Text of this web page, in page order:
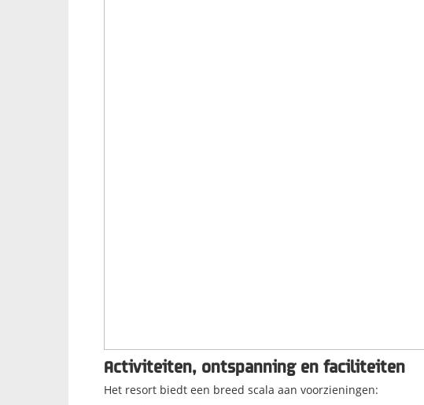
Activiteiten, ontspanning en faciliteiten
Het resort biedt een breed scala aan voorzieningen: